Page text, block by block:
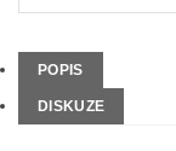
POPIS
DISKUZE